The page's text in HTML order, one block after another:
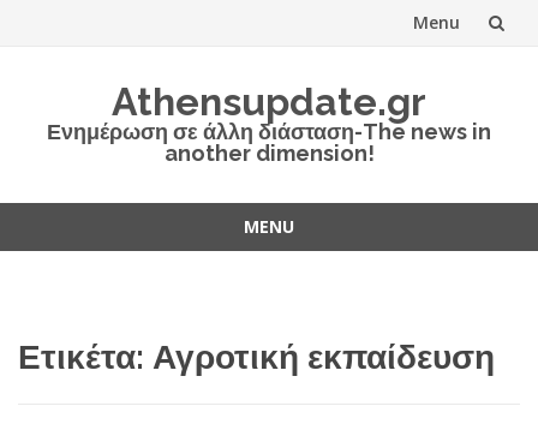
Menu
Athensupdate.gr
Ενημέρωση σε άλλη διάσταση-The news in
another dimension!
MENU
Ετικέτα: Αγροτική εκπαίδευση